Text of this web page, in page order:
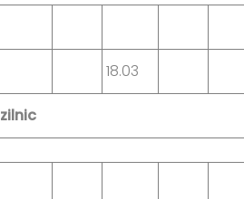
18.03
zilnic